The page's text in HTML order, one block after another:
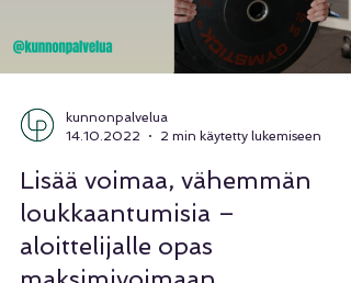
Load video
kunnonpalvelua
14.10.2022
2 min käytetty lukemiseen
Lisää voimaa, vähemmän
loukkaantumisia –